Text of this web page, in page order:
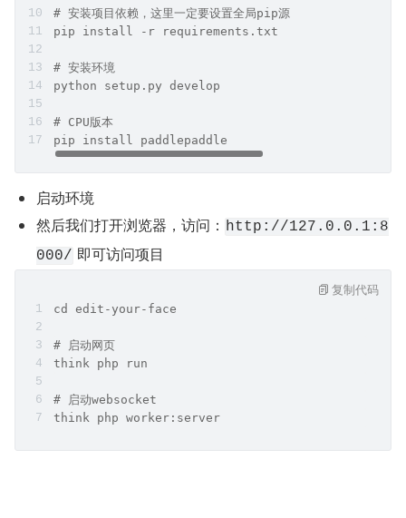
# 安装项目依赖，这里一定要设置全局pip源
pip install -r requirements.txt
# 安装环境
python setup.py develop
# CPU版本
pip install paddlepaddle
启动环境
然后我们打开浏览器，访问： http://127.0.0.1:8
000/ 即可访问项目
cd edit-your-face
# 启动网页
think php run
# 启动websocket
think php worker:server
复制代码